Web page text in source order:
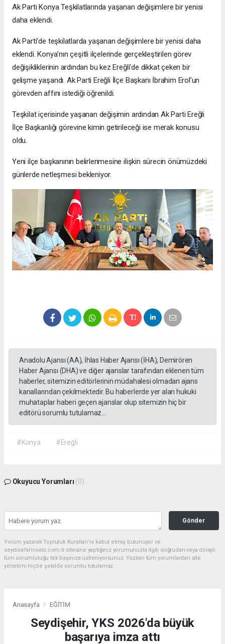
Ak Parti Konya Teşkilatlarında yaşanan değişimlere bir yenisi
daha eklendi.
Ak Parti’de teşkilatlarda yaşanan değişimlere bir yenisi daha
eklendi. Konya’nın çeşitli ilçelerinde gerçekleştirilen görev
değişikliklerinin ardından bu kez Ereğli’de dikkat çeken bir
gelişme yaşandı. Ak Parti Ereğli İlçe Başkanı İbrahim Erol’un
görevden affını istediği öğrenildi.
Teşkilat içerisinde yaşanan değişimin ardından Ak Parti Ereğli
İlçe Başkanlığı görevine kimin getirileceği ise merak konusu
oldu.
Yeni ilçe başkanının belirlenmesine ilişkin sürecin önümüzdeki
günlerde netleşmesi bekleniyor.
Anadolu Ajansı (AA), İhlas Haber Ajansı (İHA), Demirören
Haber Ajansı (DHA) ve diğer ajanslar tarafından eklenen tüm
haberler, sitemizin editörlerinin müdahalesi olmadan ajans
kanallarından çekilmektedir. Bu haberlerde yer alan hukuki
muhataplar haberi geçen ajanslar olup sitemizin hiç bir
editörü sorumlu tutulamaz...
#Konya #Ereğli
Okuyucu Yorumları (0)
Gönder
Yorum yazarak Topluluk Kuralları’nı kabul etmiş bulunuyor ve
seydisehirinsesi.com.tr sitesine yaptığınız yorumunuzla ilgili doğrudan veya dolaylı
tüm sorumluluğu tek başınıza üstleniyorsunuz. Yazılan tüm yorumlardan site
yönetimi hiçbir şekilde sorumlu tutulamaz.
Anasayfa EĞİTİM
Seydişehir, YKS 2026'da büyük
başarıya imza attı